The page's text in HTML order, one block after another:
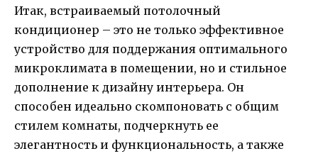
Итак, встраиваемый потолочный
кондиционер – это не только эффективное
устройство для поддержания оптимального
микроклимата в помещении, но и стильное
дополнение к дизайну интерьера. Он
способен идеально скомпоновать с общим
стилем комнаты, подчеркнуть ее
элегантность и функциональность, а также